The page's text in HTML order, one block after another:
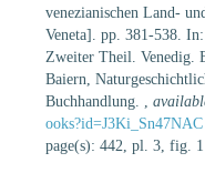
venezianischen Land-
Veneta]. pp. 381-538.
Zweiter Theil. Venedig.
Baiern,
Buchhandlung.
ooks?id=J3Ki_Sn47NAC
page(s): 442, pl. 3, fig. 1